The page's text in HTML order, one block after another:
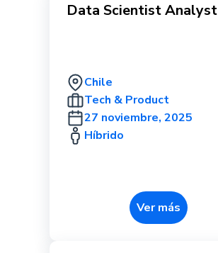
Data Scientist Analyst
Chile
Tech & Product
27 noviembre, 2025
Híbrido
Ver más